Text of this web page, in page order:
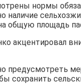
нормы
наличие
общую площадь
акцентировал
предусмотреть
сохранить